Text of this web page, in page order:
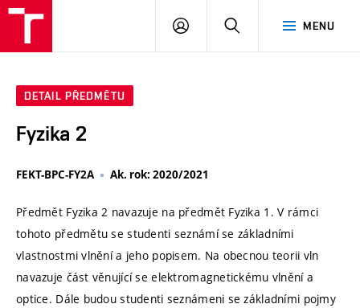
MENU
PŘIHLÁSIT
DETAIL PŘEDMĚTU
Fyzika 2
FEKT-BPC-FY2A Ak. rok: 2020/2021
Předmět Fyzika 2 navazuje na předmět Fyzika 1. V rámci
tohoto předmětu se studenti seznámí se základními
vlastnostmi vlnění a jeho popisem. Na obecnou teorii vln
navazuje část věnující se elektromagnetickému vlnění a
optice. Dále budou studenti seznámeni se základními pojmy